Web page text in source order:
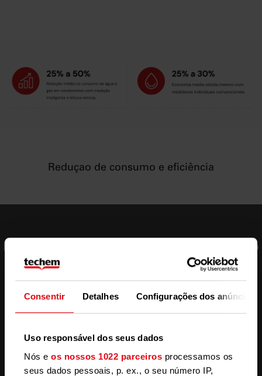
Consentir Detalhes Configurações dos anúncios
Uso responsável dos seus dados
Nós e os nossos 1022 parceiros processamos os
seus dados pessoais, p. ex., o seu número IP,
Reduçao de consumo e eficiência
Principais benefícios tecnológicos da medição
Detecção imediata de vazamentos